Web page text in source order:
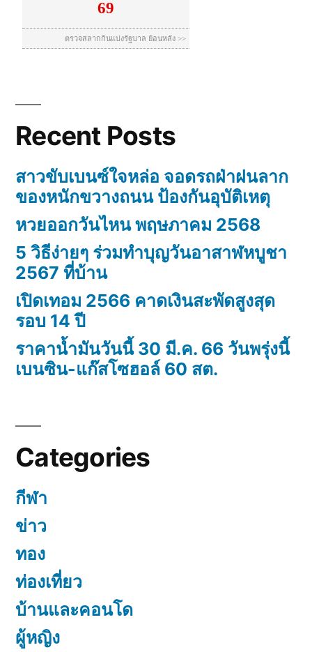
Recent Posts
สาวขับเบนซ์ใจหล่อ จอดรถฝ่าฝนลาก
ของหนักขวางถนน ป้องกันอุบัติเหตุ
หวยออกวันไหน พฤษภาคม 2568
5 วิธีง่ายๆ ร่วมทำบุญวันอาสาฬหบูชา
2567 ที่บ้าน
เปิดเทอม 2566 คาดเงินสะพัดสูงสุด
รอบ 14 ปี
ราคาน้ำมันวันนี้ 30 มี.ค. 66 วันพรุ่งนี้
เบนซิน-แก๊สโซฮอล์ 60 สต.
Categories
กีฬา
ข่าว
ทอง
ท่องเที่ยว
บ้านและคอนโด
ผู้หญิง